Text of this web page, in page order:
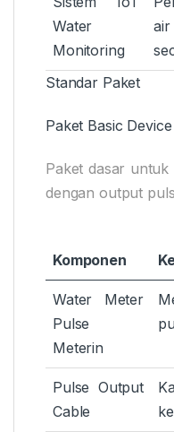
Water
Monitoring
Standar Paket
Paket Basic Device
Paket dasar
dengan output
Komponen
Water Meter
Pulse
Meterin
Pulse Output
Cable